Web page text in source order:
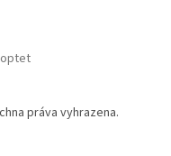
práva vyhrazena.